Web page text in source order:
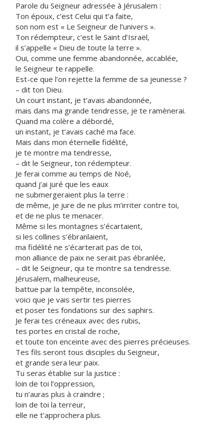
Parole du Seigneur adressée à Jérusalem :
Ton époux, c’est Celui qui t’a faite,
son nom est « Le Seigneur de l’univers ».
Ton rédempteur, c’est le Saint d’Israël,
il s’appelle « Dieu de toute la terre ».
Oui, comme une femme abandonnée, accablée,
le Seigneur te rappelle.
Est-ce que l’on rejette la femme de sa jeunesse ?
– dit ton Dieu.
Un court instant, je t’avais abandonnée,
mais dans ma grande tendresse, je te ramènerai.
Quand ma colère a débordé,
un instant, je t’avais caché ma face.
Mais dans mon éternelle fidélité,
je te montre ma tendresse,
– dit le Seigneur, ton rédempteur.
Je ferai comme au temps de Noé,
quand j’ai juré que les eaux
ne submergeraient plus la terre :
de même, je jure de ne plus m’irriter contre toi,
et de ne plus te menacer.
Même si les montagnes s’écartaient,
si les collines s’ébranlaient,
ma fidélité ne s’écarterait pas de toi,
mon alliance de paix ne serait pas ébranlée,
– dit le Seigneur, qui te montre sa tendresse.
Jérusalem, malheureuse,
battue par la tempête, inconsolée,
voici que je vais sertir tes pierres
et poser tes fondations sur des saphirs.
Je ferai tes créneaux avec des rubis,
tes portes en cristal de roche,
et toute ton enceinte avec des pierres précieuses.
Tes fils seront tous disciples du Seigneur,
et grande sera leur paix.
Tu seras établie sur la justice :
loin de toi l’oppression,
tu n’auras plus à craindre ;
loin de toi la terreur,
elle ne t’approchera plus.